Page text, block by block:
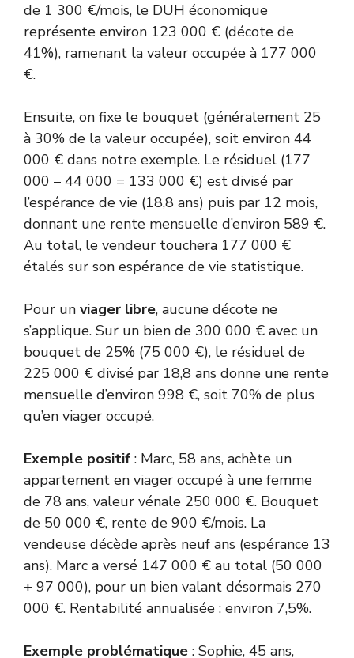
de 1 300 €/mois, le DUH économique
représente environ 123 000 € (décote de
41%), ramenant la valeur occupée à 177 000
€.
Ensuite, on fixe le bouquet (généralement 25
à 30% de la valeur occupée), soit environ 44
000 € dans notre exemple. Le résiduel (177
000 – 44 000 = 133 000 €) est divisé par
l’espérance de vie (18,8 ans) puis par 12 mois,
donnant une rente mensuelle d’environ 589 €.
Au total, le vendeur touchera 177 000 €
étalés sur son espérance de vie statistique.
Pour un viager libre, aucune décote ne
s’applique. Sur un bien de 300 000 € avec un
bouquet de 25% (75 000 €), le résiduel de
225 000 € divisé par 18,8 ans donne une rente
mensuelle d’environ 998 €, soit 70% de plus
qu’en viager occupé.
Exemple positif : Marc, 58 ans, achète un
appartement en viager occupé à une femme
de 78 ans, valeur vénale 250 000 €. Bouquet
de 50 000 €, rente de 900 €/mois. La
vendeuse décède après neuf ans (espérance 13
ans). Marc a versé 147 000 € au total (50 000
+ 97 000), pour un bien valant désormais 270
000 €. Rentabilité annualisée : environ 7,5%.
Exemple problématique : Sophie, 45 ans,